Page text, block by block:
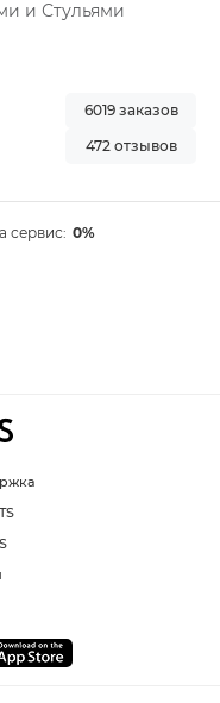
и Стульями
6019 заказов
472 отзывов
сервис: 0%